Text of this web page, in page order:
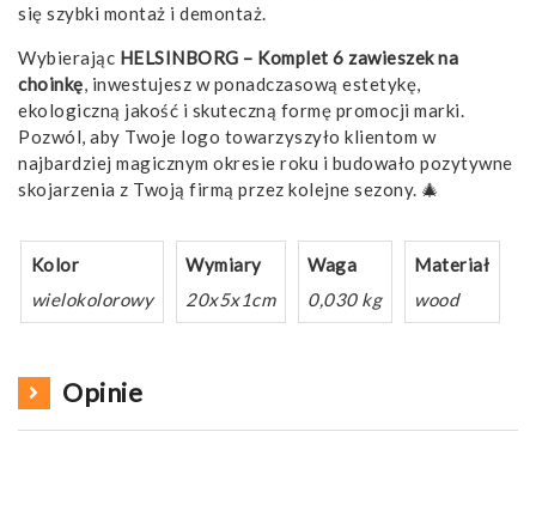
się szybki montaż i demontaż.
Wybierając HELSINBORG – Komplet 6 zawieszek na
choinkę, inwestujesz w ponadczasową estetykę,
ekologiczną jakość i skuteczną formę promocji marki.
Pozwól, aby Twoje logo towarzyszyło klientom w
najbardziej magicznym okresie roku i budowało pozytywne
skojarzenia z Twoją firmą przez kolejne sezony. 🎄
Kolor
wielokolorowy
Wymiary
20x5x1cm
Waga
0,030 kg
Materiał
wood
Opinie